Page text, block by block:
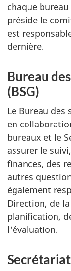
chaque
préside le
est
dernière.
Bureau
(BSG)
Le Bureau des
en
bureaux et le
assurer le
finances, des
autres
également
Direction, de
planification,
l'évaluation.
Secrétariat